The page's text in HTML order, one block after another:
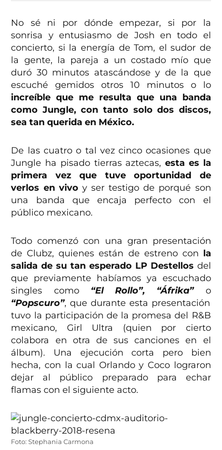
No sé ni por dónde empezar, si por la
sonrisa y entusiasmo de Josh en todo el
concierto, si la energía de Tom, el sudor de
la gente, la pareja a un costado mío que
duró 30 minutos atascándose y de la que
escuché gemidos otros 10 minutos o lo
increíble que me resulta que una banda
como Jungle, con tanto solo dos discos,
sea tan querida en México.
De las cuatro o tal vez cinco ocasiones que
Jungle ha pisado tierras aztecas,esta es la
primera vez que tuve oportunidad de
verlos en vivoy ser testigo de porqué son
una banda que encaja perfecto con el
público mexicano.
Todo comenzó con una gran presentación
de Clubz, quienes están de estreno con la
salida de su tan esperado LP Destellos del
que previamente habíamos ya escuchado
singles como“El Rollo”, “Áfrika” o
“Popscuro”, que durante esta presentación
tuvo la participación de la promesa del R&B
mexicano, Girl Ultra (quien por cierto
colabora en otra de sus canciones en el
álbum). Una ejecución corta pero bien
hecha, con la cual Orlando y Coco lograron
dejar al público preparado para echar
flamas con el siguiente acto.
Foto: Stephania Carmona